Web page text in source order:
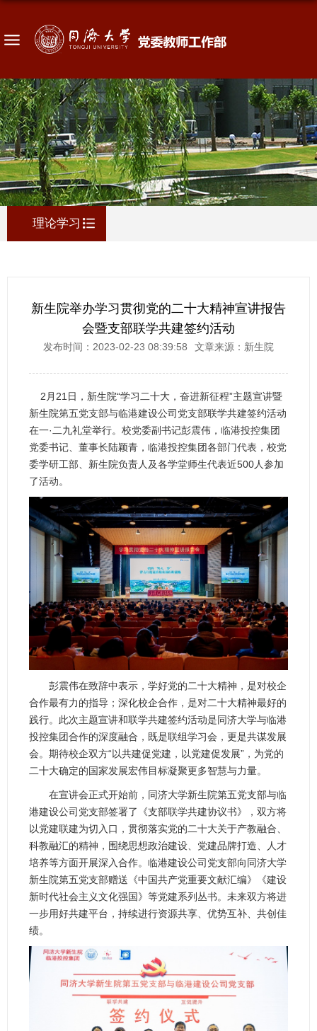
理论学习
新生院举办学习贯彻党的二十大精神宣讲报告
会暨支部联学共建签约活动
发布时间：2023-02-23 08:39:58 文章来源：新生院
2月21日，新生院“学习二十大，奋进新征程”主题宣讲暨
新生院第五党支部与临港建设公司党支部联学共建签约活动
在一·二九礼堂举行。校党委副书记彭震伟，临港投控集团
党委书记、董事长陆颖青，临港投控集团各部门代表，校党
委学研工部、新生院负责人及各学堂师生代表近500人参加
了活动。
彭震伟在致辞中表示，学好党的二十大精神，是对校企
合作最有力的指导；深化校企合作，是对二十大精神最好的
践行。此次主题宣讲和联学共建签约活动是同济大学与临港
投控集团合作的深度融合，既是联组学习会，更是共谋发展
会。期待校企双方“以共建促党建，以党建促发展”，为党的
二十大确定的国家发展宏伟目标凝聚更多智慧与力量。
在宣讲会正式开始前，同济大学新生院第五党支部与临
港建设公司党支部签署了《支部联学共建协议书》，双方将
以党建联建为切入口，贯彻落实党的二十大关于产教融合、
科教融汇的精神，围绕思想政治建设、党建品牌打造、人才
培养等方面开展深入合作。临港建设公司党支部向同济大学
新生院第五党支部赠送《中国共产党重要文献汇编》《建设
新时代社会主义文化强国》等党建系列丛书。未来双方将进
一步用好共建平台，持续进行资源共享、优势互补、共创佳
绩。